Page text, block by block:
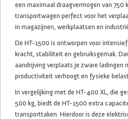
een maximaal draagvermogen van 750
transportwagen perfect voor het
in magazijnen, werkplaatsen en
De HT-1500 is ontworpen voor
kracht, stabiliteit en gebruiksgemak.
aandrijving verplaats je zware ladingen
productiviteit verhoogt en fysieke
In vergelijking met de HT-400 XL, die
500 kg, biedt de HT-1500 extra
transporttaken. Hierdoor is deze